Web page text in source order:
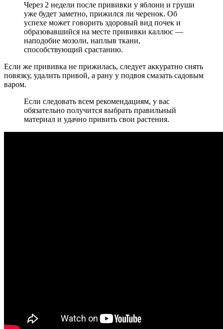
Через 2 недели после прививки у яблони и груши
уже будет заметно, прижился ли черенок. Об
успехе может говорить здоровый вид почек и
образовавшийся на месте прививки каллюс —
наподобие мозоли, наплыв ткани,
способствующий срастанию.
Если же прививка не прижилась, следует аккуратно снять
повязку, удалить привой, а рану у подвоя смазать садовым
варом.
Если следовать всем рекомендациям, у вас
обязательно получится выбрать правильный
материал и удачно привить свои растения.